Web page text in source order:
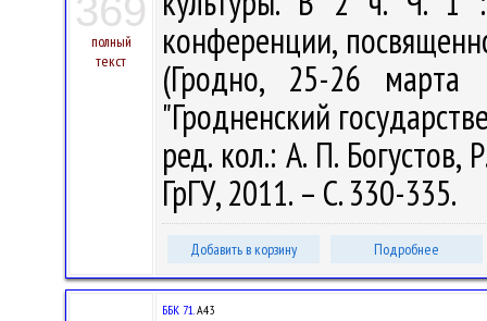
369
полный
текст
конференции,
(Гродно, 25-26 марта
"Гродненский
ред. кол.: А. П.
ГрГУ, 2011. – С. 330-335.
Добавить в корзину Подробнее
ББК 71.А43